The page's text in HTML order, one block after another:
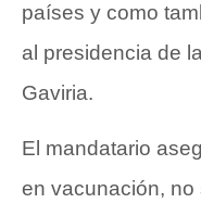
países y como
al presidencia de
Gaviria.
El mandatario
en vacunación,